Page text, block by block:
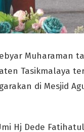
Muharaman
Tasikmalaya
di Mesjid
Hj Dede